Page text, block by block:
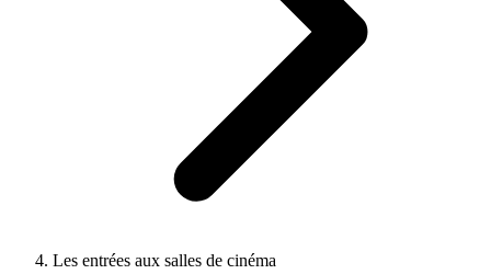
Les entrées aux salles de cinéma